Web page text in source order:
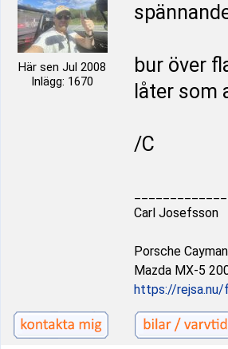
Här sen Jul 2008
Inlägg: 1670
bur över
låter som
/C
Carl Josefsson
Porsche
Mazda MX-5
https://rejsa.nu/